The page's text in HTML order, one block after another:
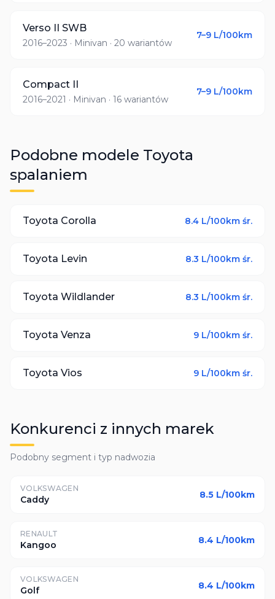
Verso II SWB
2016–2023 · Minivan · 20 wariantów
7–9 L/100km
Compact II
2016–2021 · Minivan · 16 wariantów
7–9 L/100km
Podobne modele Toyota
spalaniem
Toyota Corolla 8.4 L/100km śr.
Toyota Levin 8.3 L/100km śr.
Toyota Wildlander 8.3 L/100km śr.
Toyota Venza 9 L/100km śr.
Toyota Vios 9 L/100km śr.
Konkurenci z innych marek
Podobny segment i typ nadwozia
VOLKSWAGEN
Caddy 8.5 L/100km
RENAULT
Kangoo 8.4 L/100km
VOLKSWAGEN
Golf 8.4 L/100km